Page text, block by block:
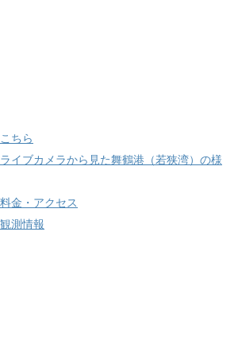
ちら
イブカメラから見た舞鶴港（若狭湾）の様
金・アクセス
測情報